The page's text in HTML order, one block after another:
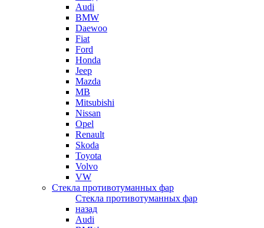
Audi
BMW
Daewoo
Fiat
Ford
Honda
Jeep
Mazda
MB
Mitsubishi
Nissan
Opel
Renault
Skoda
Toyota
Volvo
VW
Стекла противотуманных фар
Стекла противотуманных фар
назад
Audi